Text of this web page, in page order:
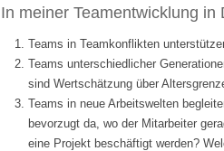
In meiner Teamentwicklung
Teams in Teamkonflikten
Teams unterschiedlicher
sind Wertschätzung über
Teams in neue Arbeitswelten
bevorzugt da, wo der Mitarbeiter
eine Projekt beschäftigt werden?